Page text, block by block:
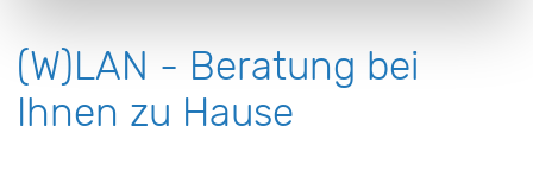
(W)LAN - Beratung bei
Ihnen zu Hause